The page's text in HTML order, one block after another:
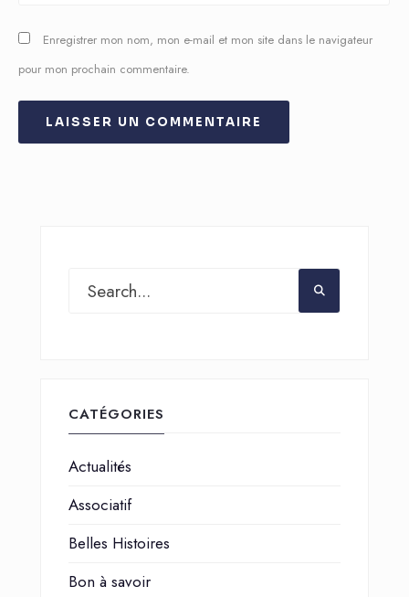
Enregistrer mon nom, mon e-mail et mon site dans le navigateur
pour mon prochain commentaire.
CATÉGORIES
Actualités
Associatif
Belles Histoires
Bon à savoir